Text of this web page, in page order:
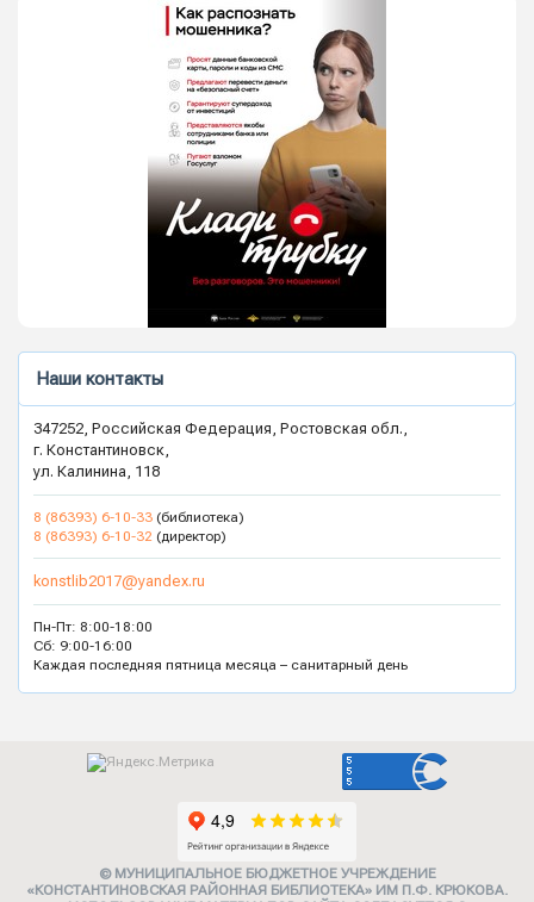
Наши контакты
347252, Российская Федерация, Ростовская обл.,
г. Константиновск,
ул. Калинина, 118
8 (86393) 6-10-33 (библиотека)
8 (86393) 6-10-32 (директор)
konstlib2017@yandex.ru
Пн-Пт: 8:00-18:00
Сб: 9:00-16:00
Каждая последняя пятница месяца – санитарный день
© МУНИЦИПАЛЬНОЕ БЮДЖЕТНОЕ УЧРЕЖДЕНИЕ
«КОНСТАНТИНОВСКАЯ РАЙОННАЯ БИБЛИОТЕКА» ИМ П.Ф. КРЮКОВА.